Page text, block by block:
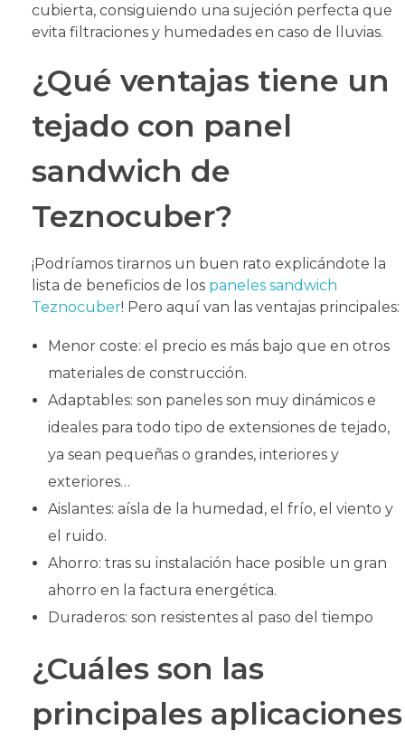
cubierta, consiguiendo una sujeción perfecta que
evita filtraciones y humedades en caso de lluvias.
¿Qué ventajas tiene un
tejado con panel
sandwich de
Teznocuber?
¡Podríamos tirarnos un buen rato explicándote la
lista de beneficios de los paneles sandwich
Teznocuber! Pero aquí van las ventajas principales:
Menor coste: el precio es más bajo que en otros
materiales de construcción.
Adaptables: son paneles son muy dinámicos e
ideales para todo tipo de extensiones de tejado,
ya sean pequeñas o grandes, interiores y
exteriores…
Aislantes: aísla de la humedad, el frío, el viento y
el ruido.
Ahorro: tras su instalación hace posible un gran
ahorro en la factura energética.
Duraderos: son resistentes al paso del tiempo
¿Cuáles son las
principales aplicaciones